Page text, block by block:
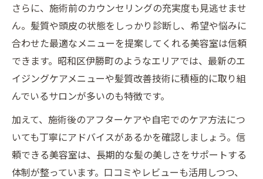
さらに、施術前のカウンセリングの充実度も見逃せませ
ん。髪質や頭皮の状態をしっかり診断し、希望や悩みに
合わせた最適なメニューを提案してくれる美容室は信頼
できます。昭和区伊勝町のようなエリアでは、最新のエ
イジングケアメニューや髪質改善技術に積極的に取り組
んでいるサロンが多いのも特徴です。
加えて、施術後のアフターケアや自宅でのケア方法につ
いても丁寧にアドバイスがあるかを確認しましょう。信
頼できる美容室は、長期的な髪の美しさをサポートする
体制が整っています。口コミやレビューも活用しつつ、